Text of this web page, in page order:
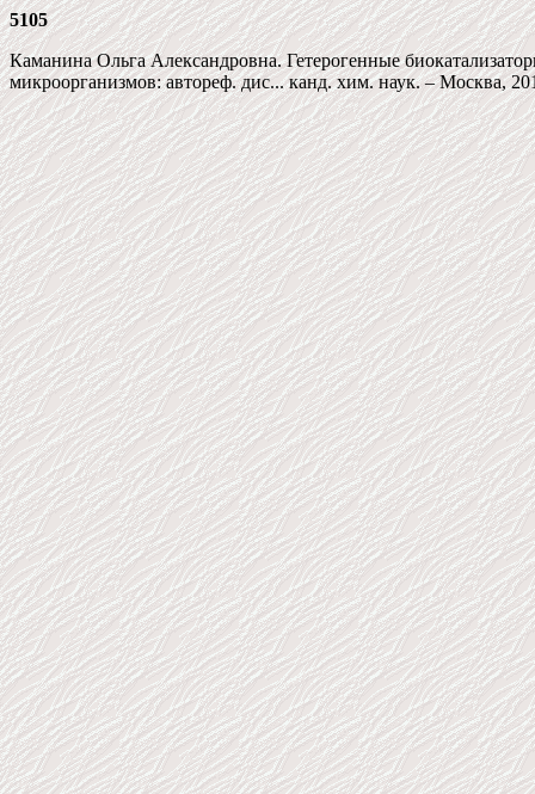
5105
Каманина Ольга Александровна. Гетерогенные
микроорганизмов: автореф. дис... канд. хим. наук. – Москва,